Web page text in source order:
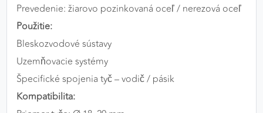
Prevedenie: žiarovo pozinkovaná oceľ / nerezová oceľ
Použitie:
Bleskozvodové sústavy
Uzemňovacie systémy
Špecifické spojenia tyč – vodič / pásik
Kompatibilita:
Poskytovateľ: Google